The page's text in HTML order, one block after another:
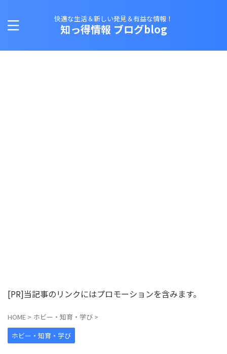
快適な生活＆新しい発見＆有益な情報！
知っ得情報 ブログblog
[PR]当記事のリンクにはプロモーションを含みます。
HOME > ホビー・知育・学び >
ホビー・知育・学び